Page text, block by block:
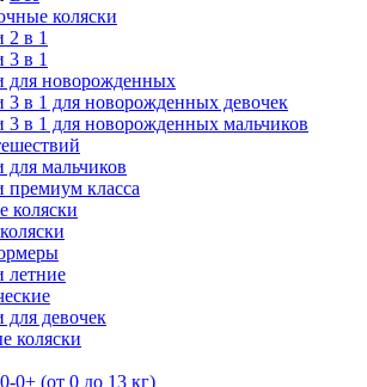
коляски
2 в 1
3 в 1
для новорожденных
3 в 1 для новорожденных девочек
3 в 1 для новорожденных мальчиков
для мальчиков
премиум класса
коляски
летние
для девочек
коляски
0+ (от 0 до 13 кг)